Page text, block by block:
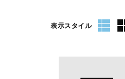
表示スタイル